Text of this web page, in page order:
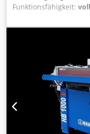
Funktionsfähigkeit:
,
2000mm, Tisch